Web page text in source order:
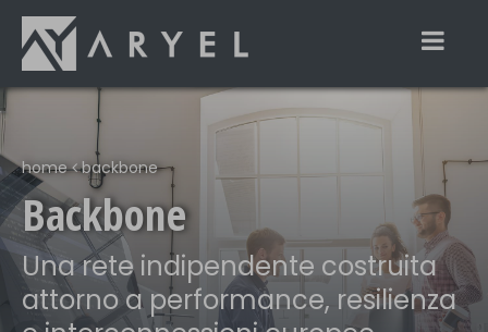
home backbone
Backbone
Una rete indipendente costruita
attorno a performance, resilienza